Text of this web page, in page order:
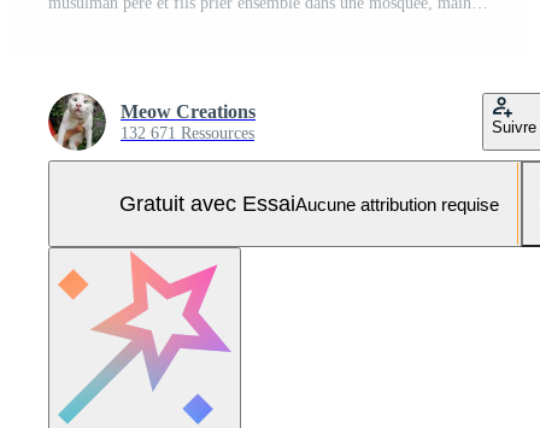
Meow Creations
132 671 Ressources Suivre
Gratuit avec EssaiAucune attribution requise